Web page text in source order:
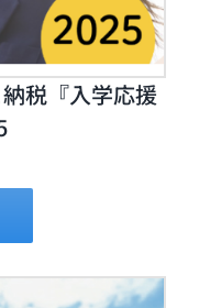
税『入学応援